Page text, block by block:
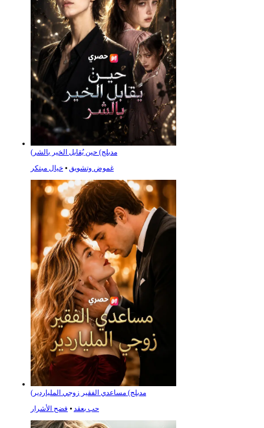
(مدبلج) حين يُقابل الخير بالشر
غموض وتشويق ⦁ خيال مبتكر
(مدبلج) مساعدي الفقير زوجي الملياردير
حب بعقد ⦁ فضح الأشرار